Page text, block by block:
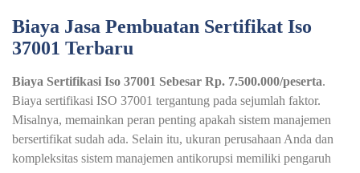
Biaya Jasa Pembuatan Sertifikat Iso
37001 Terbaru
Biaya Sertifikasi Iso 37001 Sebesar Rp. 7.500.000/peserta.
Biaya sertifikasi ISO 37001 tergantung pada sejumlah faktor.
Misalnya, memainkan peran penting apakah sistem manajemen
bersertifikat sudah ada. Selain itu, ukuran perusahaan Anda dan
kompleksitas sistem manajemen antikorupsi memiliki pengaruh